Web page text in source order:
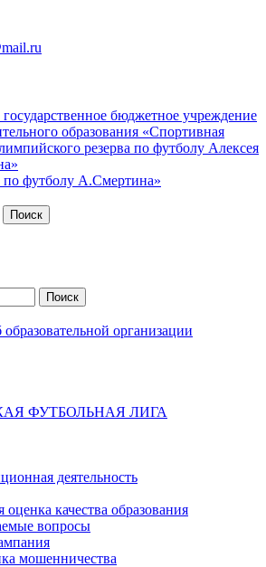
государственное бюджетное учреждение
образования «Спортивная
резерва по футболу Алексея
футболу А.Смертина»
организации
ФУТБОЛЬНАЯ ЛИГА
деятельность
оценка качества образования
вопросы
мошенничества